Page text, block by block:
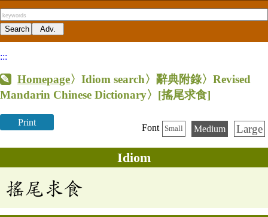
:::
Homepage〉Idiom search〉辭典附錄〉Revised
Mandarin Chinese Dictionary〉 [搖尾求食]
Print
Font Small Medium Large
Idiom
搖尾求食